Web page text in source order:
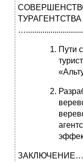
ТУРАГЕНТСТВА
Пути